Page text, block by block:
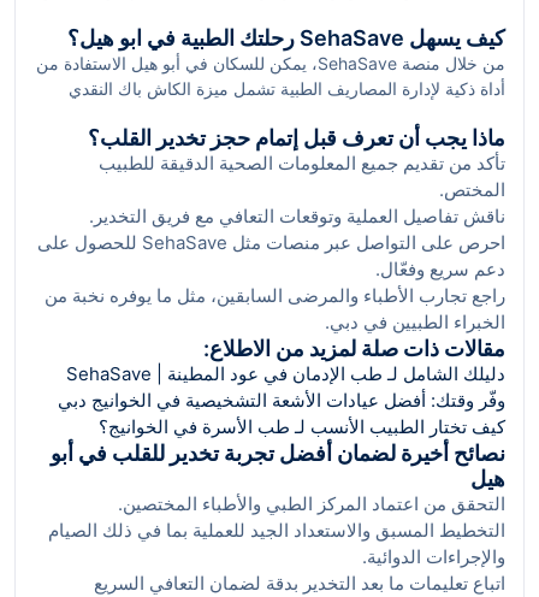
التخدير الحرجة، مما يضمن أعلى معايير السلامة والجودة.
كيف يسهل SehaSave رحلتك الطبية في ابو هيل؟
من خلال منصة SehaSave، يمكن للسكان في أبو هيل الاستفادة من
أداة ذكية لإدارة المصاريف الطبية تشمل ميزة الكاش باك النقدي
تخفيض الأعباء المالية المرتبطة بعمليات تخدير القلب، بل تضمن لك
أيضاً سهولة الوصول إلى أفضل الأطباء والمستشفيات في دبي بدون
عناء البحث الطويل أو القلق من التكاليف المفاجئة.
ماذا يجب أن تعرف قبل إتمام حجز تخدير القلب؟
تأكد من تقديم جميع المعلومات الصحية الدقيقة للطبيب
المختص.
ناقش تفاصيل العملية وتوقعات التعافي مع فريق التخدير.
احرص على التواصل عبر منصات مثل SehaSave للحصول على
دعم سريع وفعّال.
راجع تجارب الأطباء والمرضى السابقين، مثل ما يوفره نخبة من
الخبراء الطبيين في دبي.
مقالات ذات صلة لمزيد من الاطلاع:
دليلك الشامل لـ طب الإدمان في عود المطينة | SehaSave
وفّر وقتك: أفضل عيادات الأشعة التشخيصية في الخوانيج دبي
كيف تختار الطبيب الأنسب لـ طب الأسرة في الخوانيج؟
نصائح أخيرة لضمان أفضل تجربة تخدير للقلب في أبو
هيل
التحقق من اعتماد المركز الطبي والأطباء المختصين.
التخطيط المسبق والاستعداد الجيد للعملية بما في ذلك الصيام
والإجراءات الدوائية.
اتباع تعليمات ما بعد التخدير بدقة لضمان التعافي السريع